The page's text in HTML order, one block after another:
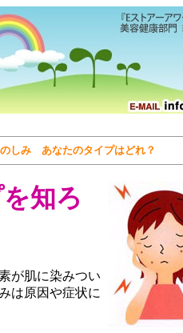
しみ あなたのタイプはどれ？
知ろ
が肌に染みつい
は原因や症状に